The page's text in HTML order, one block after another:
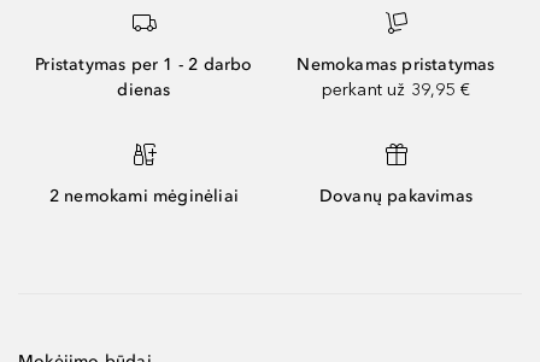
Pristatymas per 1 - 2 darbo
dienas
Nemokamas pristatymas
perkant už 39,95 €
2 nemokami mėginėliai Dovanų pakavimas